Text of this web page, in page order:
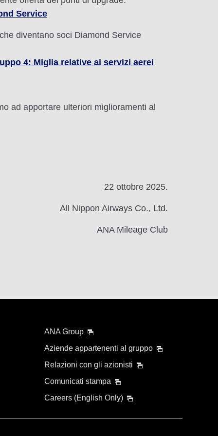
Service
diventano soci Diamond Service
4: Miglia relative ai servizi aerei
ad apportare ulteriori miglioramenti al
22 ottobre 2025.
All Nippon Airways Co., Ltd.
ANA Mileage Club
ANA Group
Aziende appartenenti al gruppo
Relazioni con gli azionisti
Comunicati stampa
Careers (English Only)